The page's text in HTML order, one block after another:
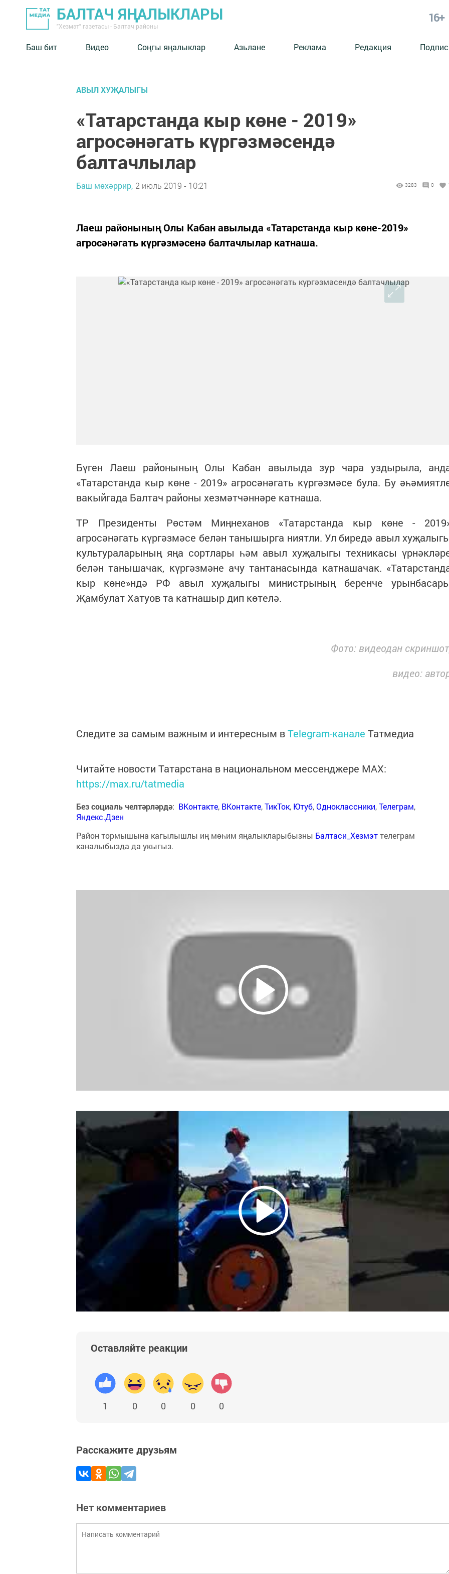
БАЛТАЧ ЯҢАЛЫКЛАРЫ
"Хезмәт" газетасы - Балтач районы
16+
Баш бит Видео Соңгы яңалыклар Азьлане Реклама Редакция
АВЫЛ ХУҖАЛЫГЫ
«Татарстанда кыр көне - 2019»
агросәнәгать күргәзмәсендә
балтачлылар
Баш мөхәррир, 2 июль 2019 - 10:21 3283 0
Лаеш районының Олы Кабан авылыда «Татарстанда кыр көне-2019»
агросәнәгать күргәзмәсенә балтачлылар катнаша.
Бүген Лаеш районының Олы Кабан авылыда зур чара уздырыла,
«Татарстанда кыр көне - 2019» агросәнәгать күргәзмәсе була. Бу
вакыйгада Балтач районы хезмәтчәннәре катнаша.
ТР Президенты Рөстәм Миӊнеханов «Татарстанда кыр көне -
агросәнәгать күргәзмәсе белән танышырга ниятли. Ул биредә авыл
культураларының яңа сортлары һәм авыл хуҗалыгы техникасы
белән танышачак, күргәзмәне ачу тантанасында катнашачак.
кыр көне»ндә РФ авыл хуҗалыгы министрының беренче
Җамбулат Хатуов та катнашыр дип көтелә.
Фото: видеодан
видео:
Следите за самым важным и интересным вTelegram-канале Татмедиа
Читайте новости Татарстана в национальном мессенджере MАХ:
https://max.ru/tatmedia
Без социаль челтәрләрдә: ВКонтакте, ВКонтакте,ТикТок, Ютуб,Одноклассники,Телеграм,
Яндекс.Дзен
Район тормышына кагылышлы иң мөһим яңалыкларыбызны Балтаси_Хезмэттелеграм
каналыбызда да укыгыз.
Оставляйте реакции
1 0 0 0 0
Расскажите друзьям
Нет комментариев